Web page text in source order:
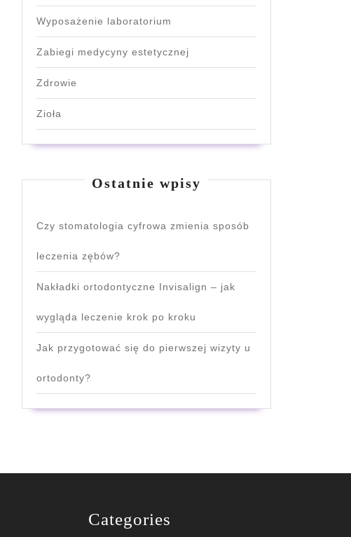
Wyposażenie laboratorium
Zabiegi medycyny estetycznej
Zdrowie
Zioła
Ostatnie wpisy
Czy stomatologia cyfrowa zmienia sposób
leczenia zębów?
Nakładki ortodontyczne Invisalign – jak
wygląda leczenie krok po kroku
Jak przygotować się do pierwszej wizyty u
ortodonty?
Categories